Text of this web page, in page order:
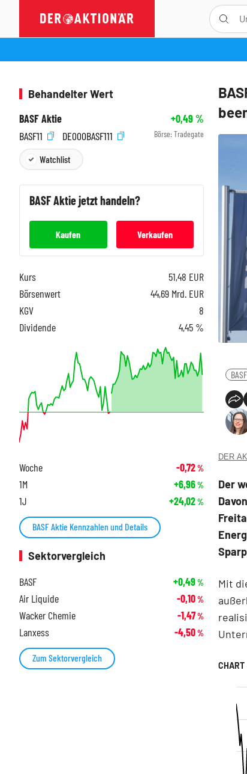
BASF
DER
Der
Mit
Behandelter Wert
BASF Aktie
+0,49%
BASF11
DE000BASF111 Börse: Tradegate
Watchlist
BASFAktie jetzt handeln?
Kaufen Verkaufen
Kurs 51,48 EUR
Börsenwert
44,69 Mrd. EUR
KGV
8
Dividende
4,45 %
Woche -0,72%
1M +6,96%
1J +24,02%
BASF Aktie Kennzahlen und Details
Sektorvergleich
BASF
+0,49%
Air Liquide -0,10%
Wacker Chemie -1,47%
Lanxess -4,50%
Zum Sektorvergleich